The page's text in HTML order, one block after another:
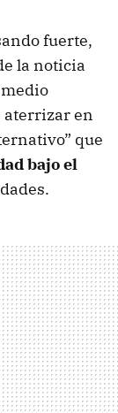
fuerte,
la noticia
aterrizar en
que
bajo el